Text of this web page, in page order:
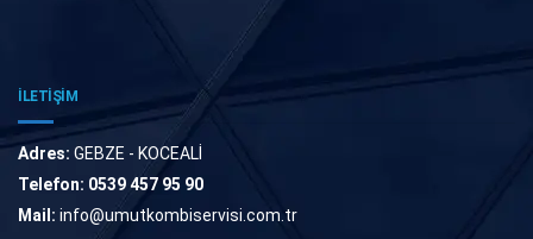
İLETİŞİM
Adres: GEBZE - KOCEALİ
Telefon: 0539 457 95 90
Mail: info@umutkombiservisi.com.tr